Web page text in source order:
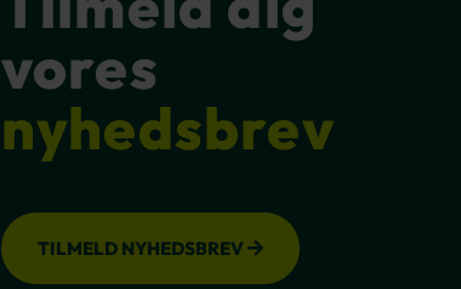
vores
nyhedsbrev
TILMELD NYHEDSBREV